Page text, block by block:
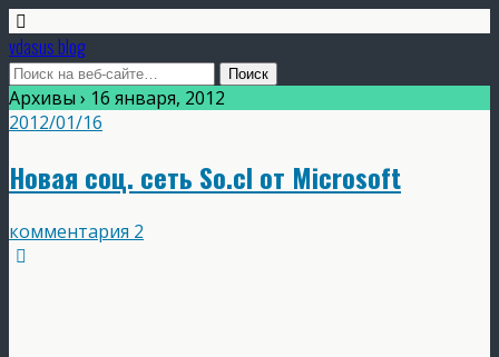
vdasus blog
Архивы › 16 января, 2012
2012/01/16
Новая соц. сеть So.cl от Microsoft
комментария 2